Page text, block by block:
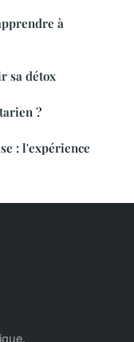
à
sa détox
?
: l'expérience